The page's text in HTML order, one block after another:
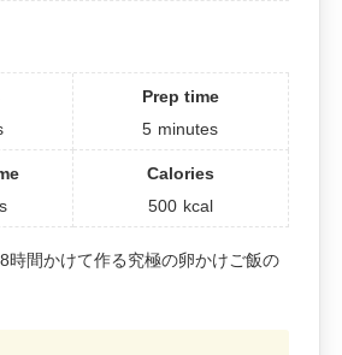
Prep time
5 minutes
Calories
500 kcal
時間かけて作る究極の卵かけご飯の